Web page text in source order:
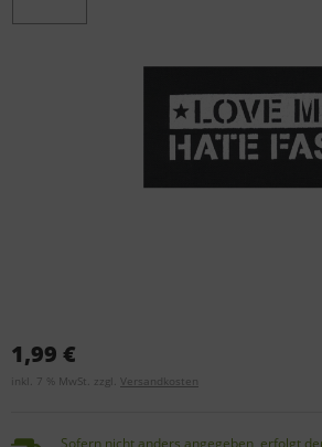
1,99 €
inkl. 7 % MwSt. zzgl. Versandkosten